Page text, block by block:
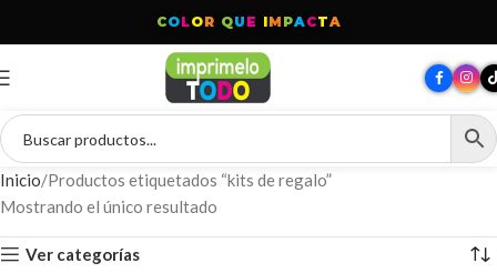
COLOR QU E IM PACTA
Inicio Productos etiquetados “kits de regalo”
Mostrando el único resultado
Ver categorías